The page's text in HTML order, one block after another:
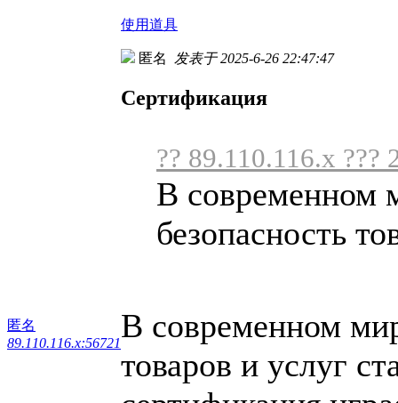
使用道具
匿名
89.110.116.x:56721
匿名 发表于 2025-6-26 22:47:47
Сертификация
?? 89.110.116.x ???
В современном
безопасность
В современном
товаров и услуг